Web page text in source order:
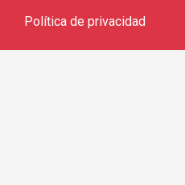
Política de privacidad